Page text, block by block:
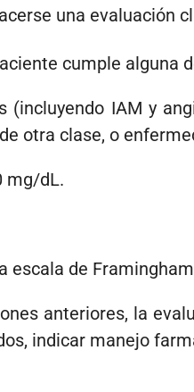
una
cumple
IAM y
otra clase, o
mg/dL.
escala de
anteriores, la
indicar manejo